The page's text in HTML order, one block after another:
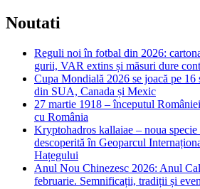
Noutati
Reguli noi în fotbal din 2026:
gurii, VAR extins și măsuri dure
Cupa Mondială 2026 se joacă pe 16
din SUA, Canada și Mexic
27 martie 1918 – începutul
cu România
Kryptohadros kallaiae – noua
descoperită în Geoparcul
Hațegului
Anul Nou Chinezesc 2026: Anul
februarie. Semnificații, tradiții și